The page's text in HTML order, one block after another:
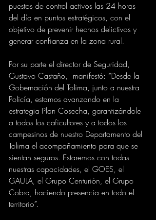
puestos de control activos las 24 horas
del día en puntos estratégicos, con el
objetivo de prevenir hechos delictivos y
generar confianza en la zona rural.
Por su parte el director de Seguridad,
Gustavo Castaño,  manifestó: “Desde la
Gobernación del Tolima, junto a nuestra
Policía, estamos avanzando en la
estrategia Plan Cosecha, garantizándole
a todos los caficultores y a todos los
campesinos de nuestro Departamento del
Tolima el acompañamiento para que se
sientan seguros. Estaremos con todas
nuestras capacidades, el GOES, el
GAULA, el Grupo Centurión, el Grupo
Cobra, haciendo presencia en todo el
territorio”.